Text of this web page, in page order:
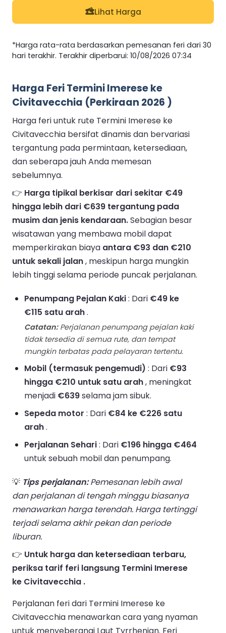
Lihat Harga
*Harga rata-rata berdasarkan pemesanan feri dari 30
hari terakhir. Terakhir diperbarui: 10/08/2026 07:34
Harga Feri Termini Imerese ke
Civitavecchia (Perkiraan 2026 )
Harga feri untuk rute Termini Imerese ke
Civitavecchia bersifat dinamis dan bervariasi
tergantung pada permintaan, ketersediaan,
dan seberapa jauh Anda memesan
sebelumnya.
👉 Harga tipikal berkisar dari sekitar €49
hingga lebih dari €639 tergantung pada
musim dan jenis kendaraan.Sebagian besar
wisatawan yang membawa mobil dapat
memperkirakan biaya antara €93 dan €210
untuk sekali jalan, meskipun harga mungkin
lebih tinggi selama periode puncak perjalanan.
Penumpang Pejalan Kaki: Dari €49 ke
€115 satu arah.
Catatan:Perjalanan penumpang pejalan kaki
tidak tersedia di semua rute, dan tempat
mungkin terbatas pada pelayaran tertentu.
Mobil (termasuk pengemudi) : Dari €93
hingga €210 untuk satu arah, meningkat
menjadi €639selama jam sibuk.
Sepeda motor : Dari €84 ke €226 satu
arah.
Perjalanan Sehari: Dari €196 hingga €464
untuk sebuah mobil dan penumpang.
💡 Tips perjalanan:Pemesanan lebih awal
dan perjalanan di tengah minggu biasanya
menawarkan harga terendah. Harga tertinggi
terjadi selama akhir pekan dan periode
liburan.
👉 Untuk harga dan ketersediaan terbaru,
periksa tarif feri langsung Termini Imerese
ke Civitavecchia .
Perjalanan feri dari Termini Imerese ke
Civitavecchia menawarkan cara yang nyaman